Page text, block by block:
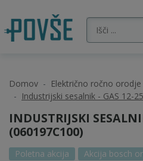
Domov Električno ročno orodje
Industrijski sesalnik - GAS 12-
INDUSTRIJSKI
(060197C100)
Poletna akcija Akcija bosch